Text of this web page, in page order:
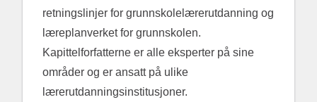
retningslinjer for grunnskolelærerutdanning og
læreplanverket for grunnskolen.
Kapittelforfatterne er alle eksperter på sine
områder og er ansatt på ulike
lærerutdanningsinstitusjoner.